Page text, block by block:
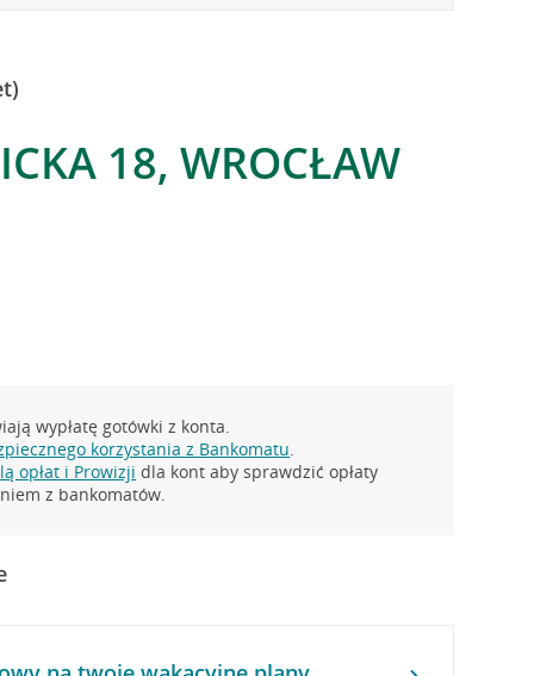
18, WROCŁAW
wypłatę gotówki z konta.
korzystania z Bankomatu.
opłat i Prowizji dla kont aby sprawdzić opłaty
z bankomatów.